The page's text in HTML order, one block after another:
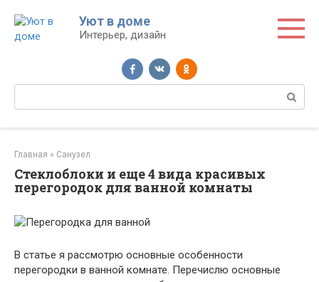
контенту
Уют в доме
Интерьер, дизайн
Поиск:
Главная » Санузел
Стеклоблоки и еще 4 вида красивых
перегородок для ванной комнаты
В статье я рассмотрю основные особенности
перегородки в ванной комнате. Перечислю основные